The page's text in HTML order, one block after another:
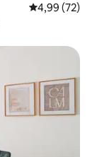
4,99 (72)